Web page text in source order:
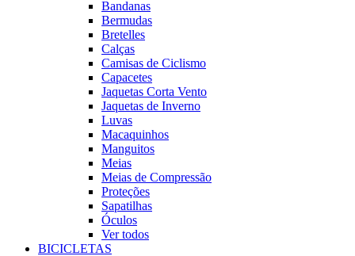
Bandanas
Bermudas
Bretelles
Calças
Camisas de Ciclismo
Capacetes
Jaquetas Corta Vento
Jaquetas de Inverno
Luvas
Macaquinhos
Manguitos
Meias
Meias de Compressão
Proteções
Sapatilhas
Óculos
Ver todos
BICICLETAS